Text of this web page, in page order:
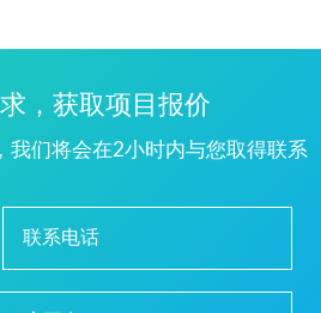
，获取项目报价
我们将会在2小时内与您取得联系